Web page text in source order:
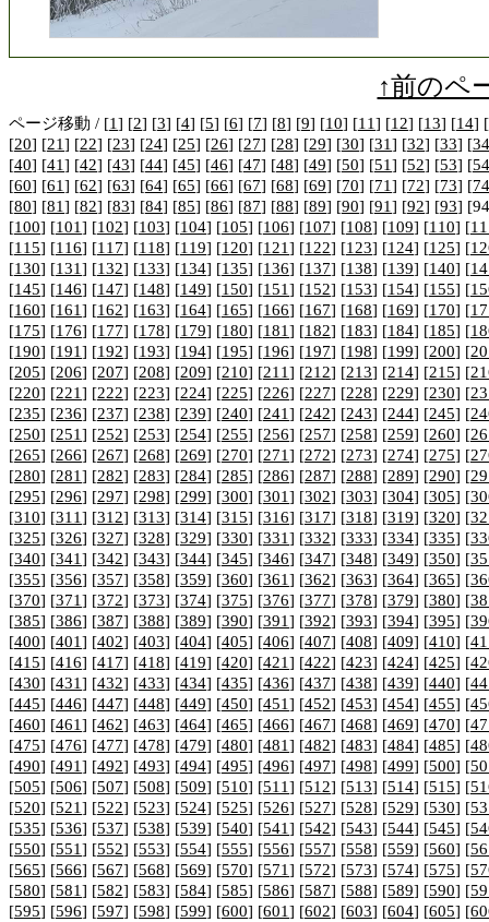
↑前のペ
ページ移動 / [1] [2] [3] [4] [5] [6] [7] [8] [9] [10] [11] [12] [13] [14] [
[20] [21] [22] [23] [24] [25] [26] [27] [28] [29] [30] [31] [32] [33] [34
[40] [41] [42] [43] [44] [45] [46] [47] [48] [49] [50] [51] [52] [53] [54
[60] [61] [62] [63] [64] [65] [66] [67] [68] [69] [70] [71] [72] [73] [74
[80] [81] [82] [83] [84] [85] [86] [87] [88] [89] [90] [91] [92] [93]
[100] [101] [102] [103] [104] [105] [106] [107] [108] [109] [110] [
[115] [116] [117] [118] [119] [120] [121] [122] [123] [124] [125] [
[130] [131] [132] [133] [134] [135] [136] [137] [138] [139] [140] [
[145] [146] [147] [148] [149] [150] [151] [152] [153] [154] [155] [
[160] [161] [162] [163] [164] [165] [166] [167] [168] [169] [170] [
[175] [176] [177] [178] [179] [180] [181] [182] [183] [184] [185] [
[190] [191] [192] [193] [194] [195] [196] [197] [198] [199] [200] [
[205] [206] [207] [208] [209] [210] [211] [212] [213] [214] [215] [
[220] [221] [222] [223] [224] [225] [226] [227] [228] [229] [230] [
[235] [236] [237] [238] [239] [240] [241] [242] [243] [244] [245] [
[250] [251] [252] [253] [254] [255] [256] [257] [258] [259] [260] [
[265] [266] [267] [268] [269] [270] [271] [272] [273] [274] [275] [
[280] [281] [282] [283] [284] [285] [286] [287] [288] [289] [290] [
[295] [296] [297] [298] [299] [300] [301] [302] [303] [304] [305] [
[310] [311] [312] [313] [314] [315] [316] [317] [318] [319] [320] [
[325] [326] [327] [328] [329] [330] [331] [332] [333] [334] [335] [
[340] [341] [342] [343] [344] [345] [346] [347] [348] [349] [350] [
[355] [356] [357] [358] [359] [360] [361] [362] [363] [364] [365] [
[370] [371] [372] [373] [374] [375] [376] [377] [378] [379] [380] [
[385] [386] [387] [388] [389] [390] [391] [392] [393] [394] [395] [
[400] [401] [402] [403] [404] [405] [406] [407] [408] [409] [410] [
[415] [416] [417] [418] [419] [420] [421] [422] [423] [424] [425] [
[430] [431] [432] [433] [434] [435] [436] [437] [438] [439] [440] [
[445] [446] [447] [448] [449] [450] [451] [452] [453] [454] [455] [
[460] [461] [462] [463] [464] [465] [466] [467] [468] [469] [470] [
[475] [476] [477] [478] [479] [480] [481] [482] [483] [484] [485] [
[490] [491] [492] [493] [494] [495] [496] [497] [498] [499] [500] [
[505] [506] [507] [508] [509] [510] [511] [512] [513] [514] [515] [
[520] [521] [522] [523] [524] [525] [526] [527] [528] [529] [530] [
[535] [536] [537] [538] [539] [540] [541] [542] [543] [544] [545] [
[550] [551] [552] [553] [554] [555] [556] [557] [558] [559] [560] [
[565] [566] [567] [568] [569] [570] [571] [572] [573] [574] [575] [
[580] [581] [582] [583] [584] [585] [586] [587] [588] [589] [590] [
[595] [596] [597] [598] [599] [600] [601] [602] [603] [604] [605] [